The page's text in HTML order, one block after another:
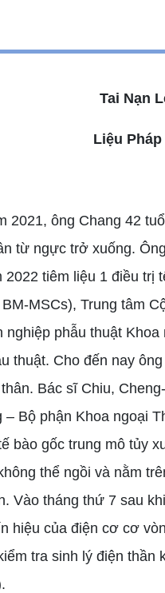
Tai Nạn
Liệu
2021, ông Chang 42
từ ngực trở xuống.
2022 tiêm liệu 1 điều trị
MSCs), Trung tâm
nghiệp phẫu thuật
thuật. Cho đến nay
Bác sĩ Chiu,
– Bộ phận Khoa ngoại
bào gốc trung mô tủy
thể ngồi và nằm
Vào tháng thứ 7 sau
hiệu của điện cơ cơ
tra sinh lý điện thần